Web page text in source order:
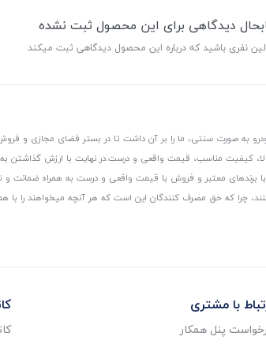
دیدگاهی برای این محصول ثبت نشده
نفری باشید که درباره این محصول دیدگاهی ثبت میکند
به صورت سنتی، ما را بر آن داشت تا در بستر فضای مجازی و
کیفیت مناسب، قیمت واقعی و درست.در نهایت با ارزش گذاشتن
با برندهای معتبر و فروش با قیمت واقعی و درست به همراه
چرا که حق مصرف کنندگان این است که هر آنچه میخواهند را با
با مشتری
پنل همکار